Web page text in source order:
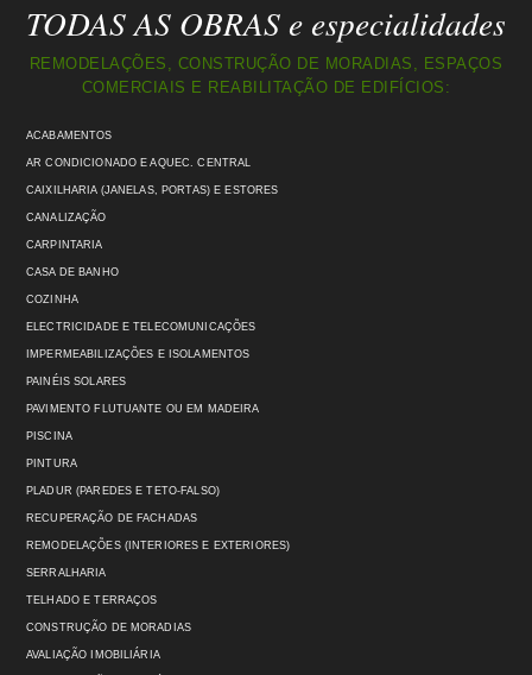
TODAS AS OBRAS e especialidades
REMODELAÇÕES, CONSTRUÇÃO DE MORADIAS, ESPAÇOS
COMERCIAIS E REABILITAÇÃO DE EDIFÍCIOS:
ACABAMENTOS
AR CONDICIONADO E AQUEC. CENTRAL
CAIXILHARIA (JANELAS, PORTAS) E ESTORES
CANALIZAÇÃO
CARPINTARIA
CASA DE BANHO
COZINHA
ELECTRICIDADE E TELECOMUNICAÇÕES
IMPERMEABILIZAÇÕES E ISOLAMENTOS
PAINÉIS SOLARES
PAVIMENTO FLUTUANTE OU EM MADEIRA
PISCINA
PINTURA
PLADUR (PAREDES E TETO-FALSO)
RECUPERAÇÃO DE FACHADAS
REMODELAÇÕES (INTERIORES E EXTERIORES)
SERRALHARIA
TELHADO E TERRAÇOS
CONSTRUÇÃO DE MORADIAS
AVALIAÇÃO IMOBILIÁRIA